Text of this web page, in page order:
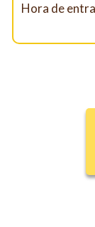
Hora de